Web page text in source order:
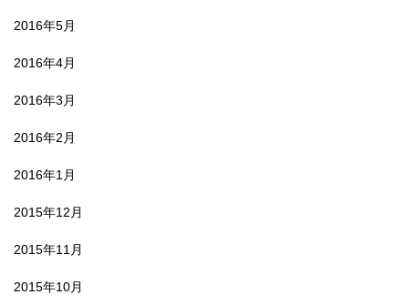
2016年5月
2016年4月
2016年3月
2016年2月
2016年1月
2015年12月
2015年11月
2015年10月